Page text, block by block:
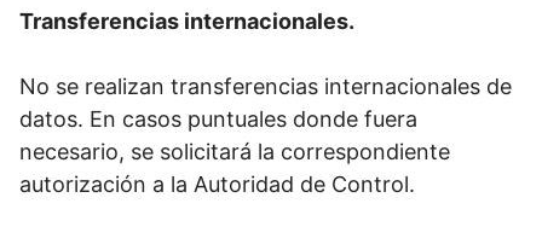
Transferencias internacionales.
No se realizan transferencias internacionales de
datos. En casos puntuales donde fuera
necesario, se solicitará la correspondiente
autorización a la Autoridad de Control.